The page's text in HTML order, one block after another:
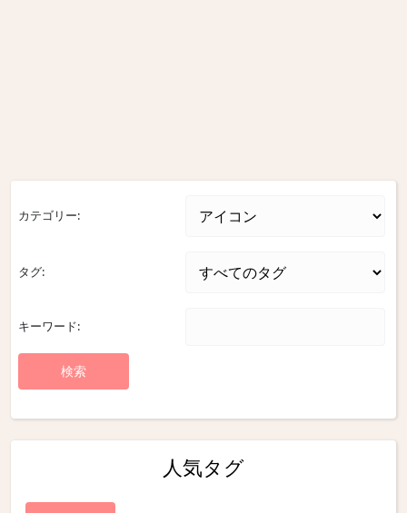
カテゴリー:
タグ:
キーワード:
人気タグ